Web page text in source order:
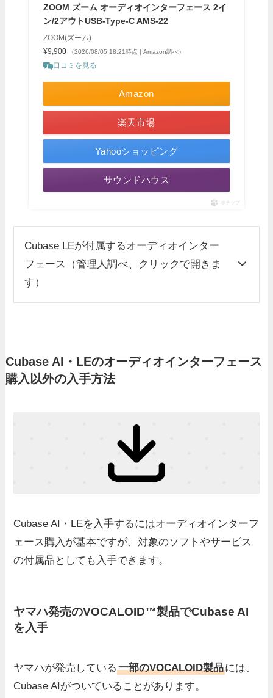
ZOOM ズーム オーディオインターフェース 2イ
ン/2アウトUSB-Type-C AMS-22
ZOOM(ズーム)
¥9,900
（2026/08/05 18:21時点 | Amazon調べ）
口コミを見る
Amazon
楽天市場
Yahooショッピング
サウンドハウス
ポチップ
Cubase LEが付属するオーディオインター
フェース（管理人調べ、クリックで開きま
す）
Cubase AI・LEのオーディオインターフェース
購入以外の入手方法
Cubase AI・LEを入手するにはオーディオインターフ
ェース購入が基本ですが、対象のソフトやサービス
の付属品としても入手できます。
ヤマハ発売のVOCALOID™製品でCubase AI
を入手
ヤマハが発売している一部のVOCALOID製品には、
Cubase AIがついていることがあります。